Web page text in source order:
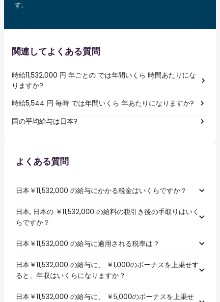
す。
関連してよくある質問
時給11,532,000 円 年ごとの では年間いくら 時間あたりにな
りますか?
時給5,544 円 毎時 では年間いくら 年あたりになりますか?
国の平均給与は日本?
よくある質問
日本￥11,532,000 の給与にかかる税金はいくらですか？
日本, 日本の ￥11,532,000 の給料の税引き後の手取りはいく
らですか？
日本￥11,532,000 の給与に適用される税率は？
日本￥11,532,000 の給与に、 ￥1,000のボーナスを上乗せす
ると、年収はいくらになりますか？
日本￥11,532,000 の給与に、 ￥5,000のボーナスを上乗せ